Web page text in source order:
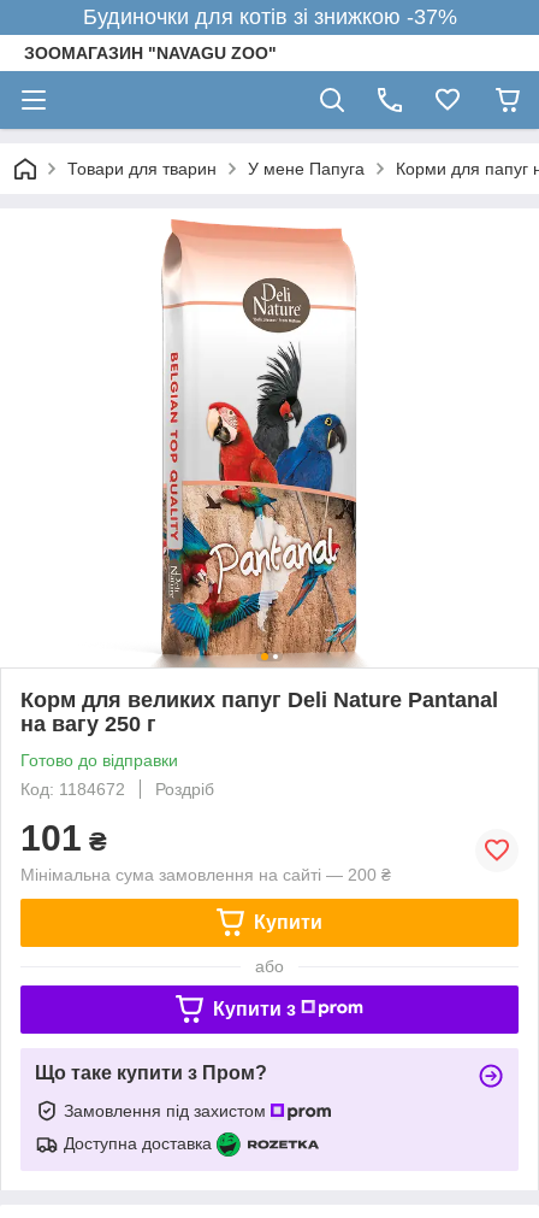
Будиночки для котів зі знижкою -37%
ЗООМАГАЗИН "NAVAGU ZOO"
Товари для тварин У мене Папуга Корми для папуг
Корм для великих папуг Deli Nature Pantanal
на вагу 250 г
Готово до відправки
Код: 1184672
Роздріб
101 ₴
Мінімальна сума замовлення на сайті — 200 ₴
Купити
або
Купити з
Що таке купити з Пром?
Замовлення під захистом
Доступна доставка